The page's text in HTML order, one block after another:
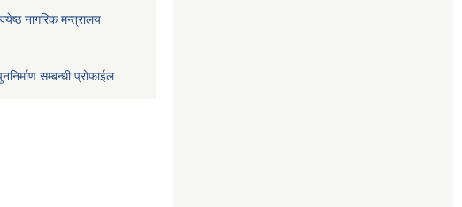
नागरिक मन्त्रालय
सम्बन्धी प्रोफाईल